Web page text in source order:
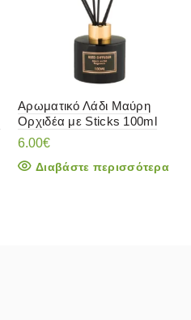
Αρωματικό Λάδι Μαύρη
Ορχιδέα με Sticks 100ml
6.00€
Διαβάστε περισσότερα